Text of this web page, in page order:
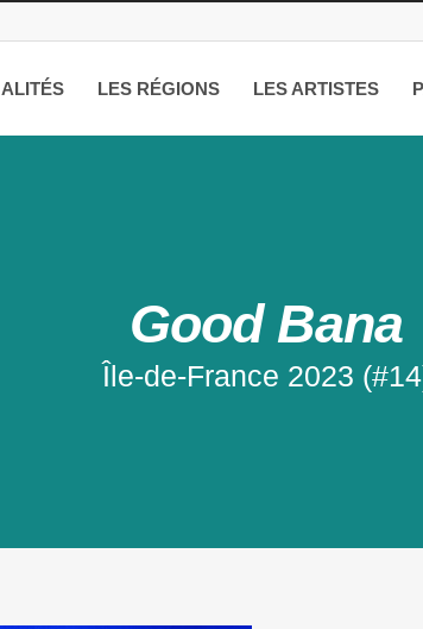
LES RÉGIONS LES ARTISTES
Good Bana
Île-de-France 2023